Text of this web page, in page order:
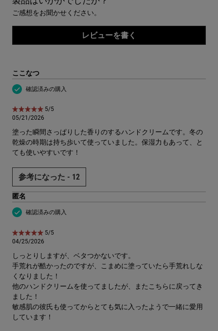
ご感想をお聞かせください。
レビューを書く
ここなつ
確認済みの購入
5星中5。
5/5
05/21/2026
塗った瞬間さっぱりした香りのするハンドクリームです。冬の
乾燥の時期は持ち歩いて使っていました。保湿力もあって、と
ても使いやすいです！
参考になった - 12
匿名
確認済みの購入
5星中5。
5/5
04/25/2026
しっとりしますが、ベタつかないです。
手荒れが酷かったのですが、こまめに塗っていたら手荒れしな
くなりました！
他のハンドクリームを使ってましたが、またこちらに戻ってき
ました！
敏感肌の彼氏も使ってからとても気に入ったようで一緒に愛用
しています！